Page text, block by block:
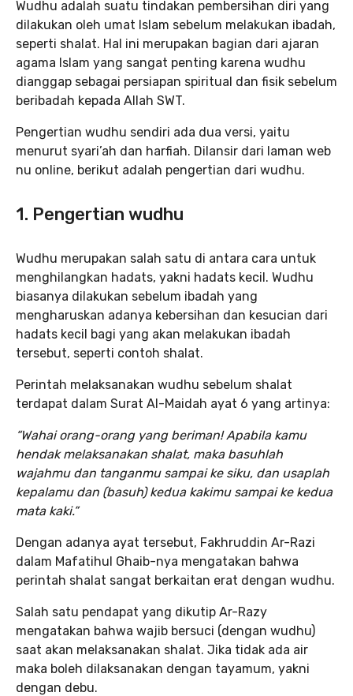
Wudhu adalah suatu tindakan pembersihan diri yang
dilakukan oleh umat Islam sebelum melakukan ibadah,
seperti shalat. Hal ini merupakan bagian dari ajaran
agama Islam yang sangat penting karena wudhu
dianggap sebagai persiapan spiritual dan fisik sebelum
beribadah kepada Allah SWT.
Pengertian wudhu sendiri ada dua versi, yaitu
menurut syari’ah dan harfiah. Dilansir dari laman web
nu online, berikut adalah pengertian dari wudhu.
1. Pengertian wudhu
Wudhu merupakan salah satu di antara cara untuk
menghilangkan hadats, yakni hadats kecil. Wudhu
biasanya dilakukan sebelum ibadah yang
mengharuskan adanya kebersihan dan kesucian dari
hadats kecil bagi yang akan melakukan ibadah
tersebut, seperti contoh shalat.
Perintah melaksanakan wudhu sebelum shalat
terdapat dalam Surat Al-Maidah ayat 6 yang artinya:
“Wahai orang-orang yang beriman! Apabila kamu
hendak melaksanakan shalat, maka basuhlah
wajahmu dan tanganmu sampai ke siku, dan usaplah
kepalamu dan (basuh) kedua kakimu sampai ke kedua
mata kaki.”
Dengan adanya ayat tersebut, Fakhruddin Ar-Razi
dalam Mafatihul Ghaib-nya mengatakan bahwa
perintah shalat sangat berkaitan erat dengan wudhu.
Salah satu pendapat yang dikutip Ar-Razy
mengatakan bahwa wajib bersuci (dengan wudhu)
saat akan melaksanakan shalat. Jika tidak ada air
maka boleh dilaksanakan dengan tayamum, yakni
dengan debu.